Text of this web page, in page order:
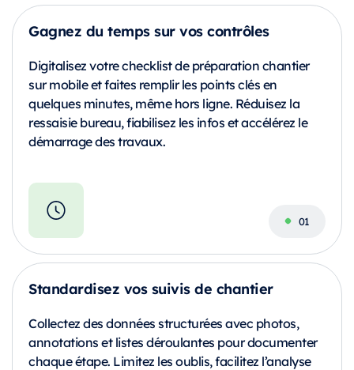
Gagnez du temps sur vos contrôles
Digitalisez votre checklist de préparation chantier
sur mobile et faites remplir les points clés en
quelques minutes, même hors ligne. Réduisez la
ressaisie bureau, fiabilisez les infos et accélérez le
démarrage des travaux.
Standardisez vos suivis de chantier
Collectez des données structurées avec photos,
annotations et listes déroulantes pour documenter
chaque étape. Limitez les oublis, facilitez l’analyse